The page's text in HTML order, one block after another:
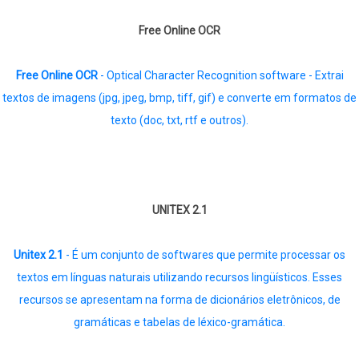
Free Online OCR
Free Online OCR- Optical Character Recognition software - Extrai
textos de imagens (jpg, jpeg, bmp, tiff, gif) e converte em formatos de
texto (doc, txt, rtf e outros).
UNITEX 2.1
Unitex 2.1 - É um conjunto de softwares que permite processar os
textos em línguas naturais utilizando recursos lingüísticos. Esses
recursos se apresentam na forma de dicionários eletrônicos, de
gramáticas e tabelas de léxico-gramática.